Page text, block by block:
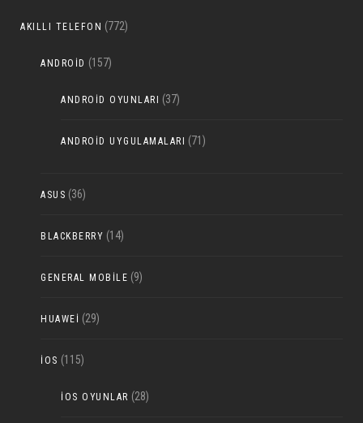
AKILLI TELEFON (772)
ANDROID (157)
ANDROID OYUNLARI (37)
ANDROID UYGULAMALARI (71)
ASUS (36)
BLACKBERRY (14)
GENERAL MOBILE (9)
HUAWEI (29)
IOS (115)
IOS OYUNLAR (28)